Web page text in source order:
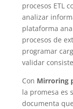
procesos ETL
analizar
plataforma
procesos de
programar
validar
Con Mirroring
la promesa es
documenta